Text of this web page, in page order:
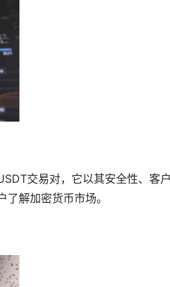
交易对，它以其安全性、客
解加密货币市场。